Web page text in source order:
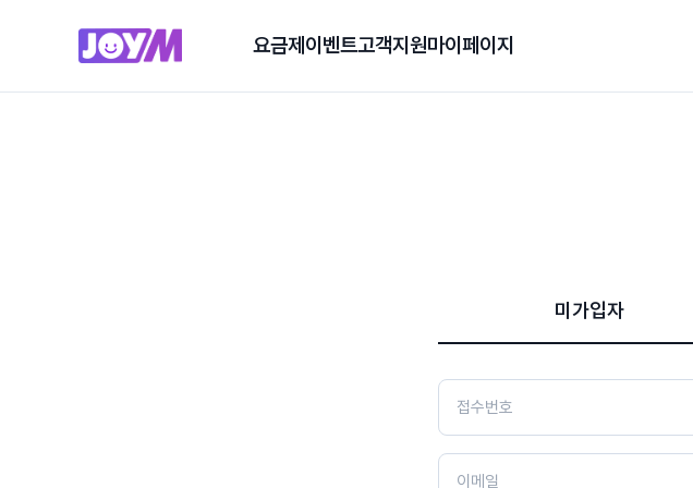
요금제 이벤트고객지원마이페이지
미가입자